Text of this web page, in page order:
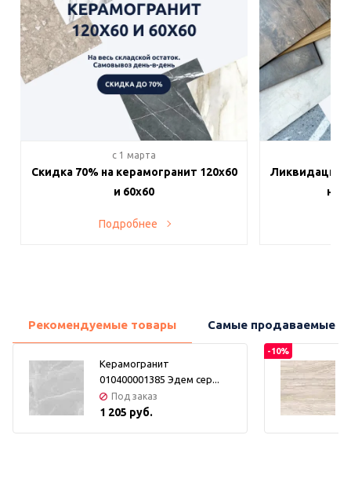
c 1 марта
Скидка 70% на керамогранит 120х60
и 60х60
Подробнее
Ликвидация
на
Рекомендуемые товары Самые продаваемые
Керамогранит
010400001385 Эдем сер...
Под заказ
1 205 руб.
-10%